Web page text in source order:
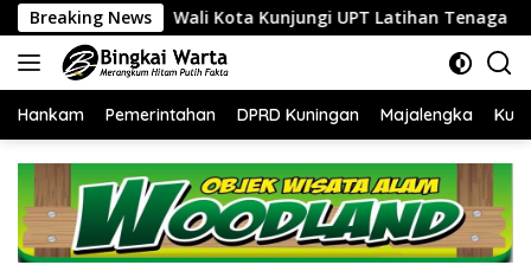
Langsung
ke
konten
Breaking News
Kota Kunjungi UPT Latihan Tenaga Kerja, Siapkan SDM
Hankam Pemerintahan DPRD Kuningan Majalengka